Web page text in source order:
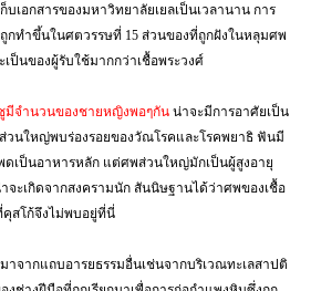
บเอกสารของมหาวิทยาลัยเยลเป็นเวลานาน การ
กทำขึ้นในศตวรรษที่ 15 ส่วนของที่ถูกฝังในหลุมศพ
ป็นของผู้รับใช้มากกว่าเชื้อพระวงศ์
จำนวนของชายหญิงพอๆกัน น่าจะมีการอาศัยเป็น
วนใหญ่พบร่องรอยของวัณโรคและโรคพยาธิ ฟันมี
ดเป็นอาหารหลัก แต่ศพส่วนใหญ่มักเป็นผู้สูงอายุ
จะเกิดจากสงครามนัก สันนิษฐานได้ว่าศพของเชื้อ
สโก้จึงไม่พบอยู่ที่นี่
จากแถบอารยธรรมอื่นเช่นจากบริเวณทะเลสาปติ